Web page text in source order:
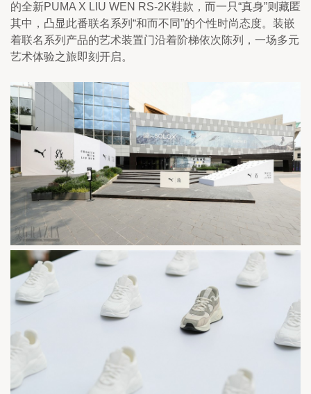
的全新PUMA X LIU WEN RS-2K鞋款，而一只“真身”则藏匿
其中，凸显此番联名系列“和而不同”的个性时尚态度。装嵌
着联名系列产品的艺术装置门沿着阶梯依次陈列，一场多元
艺术体验之旅即刻开启。